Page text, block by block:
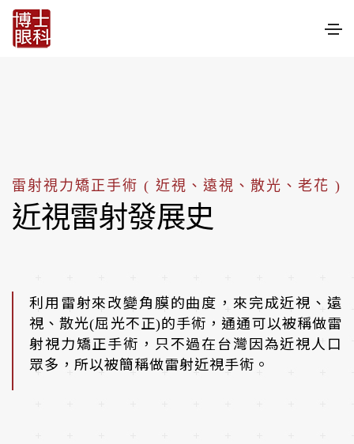
雷射視力矯正手術 ( 近視、遠視、散光、老花 )
近視雷射發展史
利用雷射來改變角膜的曲度，來完成近視、遠
視、散光(屈光不正)的手術，通通可以被稱做雷
射視力矯正手術，只不過在台灣因為近視人口
眾多，所以被簡稱做雷射近視手術。